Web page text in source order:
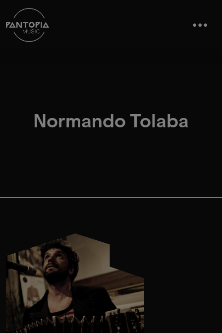
Normando Tolaba